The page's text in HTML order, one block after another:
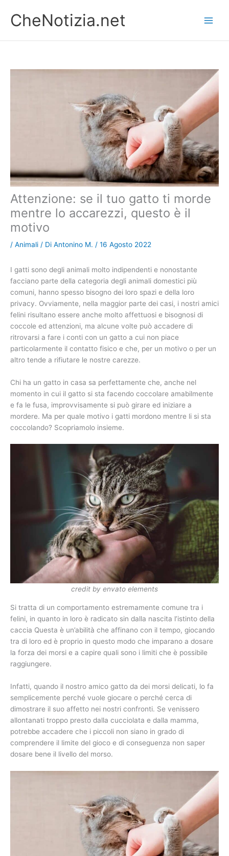
contenuto
CheNotizia.net
Attenzione: se il tuo gatto ti morde
mentre lo accarezzi, questo è il
motivo
/ Animali / Di Antonino M. / 16 Agosto 2022
I gatti sono degli animali molto indipendenti e nonostante
facciano parte della categoria degli animali domestici più
comuni, hanno spesso bisogno dei loro spazi e della loro
privacy. Ovviamente, nella maggior parte dei casi, i nostri amici
felini risultano essere anche molto affettuosi e bisognosi di
coccole ed attenzioni, ma alcune volte può accadere di
ritrovarsi a fare i conti con un gatto a cui non piace
particolarmente il contatto fisico e che, per un motivo o per un
altro tende a rifiutare le nostre carezze.
Chi ha un gatto in casa sa perfettamente che, anche nel
momento in cui il gatto si sta facendo coccolare amabilmente
e fa le fusa, improvvisamente si può girare ed iniziare a
mordere. Ma per quale motivo i gatti mordono mentre li si sta
coccolando? Scopriamolo insieme.
credit by envato elements
Si tratta di un comportamento estremamente comune tra i
felini, in quanto in loro è radicato sin dalla nascita l’istinto della
caccia Questa è un’abilità che affinano con il tempo, giocando
tra di loro ed è proprio in questo modo che imparano a dosare
la forza dei morsi e a capire quali sono i limiti che è possibile
raggiungere.
Infatti, quando il nostro amico gatto da dei morsi delicati, lo fa
semplicemente perché vuole giocare o perché cerca di
dimostrare il suo affetto nei nostri confronti. Se venissero
allontanati troppo presto dalla cucciolata e dalla mamma,
potrebbe accadere che i piccoli non siano in grado di
comprendere il limite del gioco e di conseguenza non saper
dosare bene il livello del morso.